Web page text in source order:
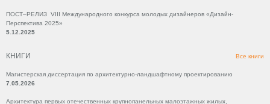
ПОСТ–РЕЛИЗ VIII Международного конкурса молодых дизайнеров «Дизайн-
Перспектива 2025»
5.12.2025
КНИГИ Все книги
Магистерская диссертация по архитектурно-ландшафтному проектированию
7.05.2026
Архитектура первых отечественных крупнопанельных малоэтажных жилых,